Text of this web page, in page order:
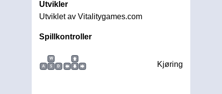
Utvikler
Utviklet av Vitalitygames.com
Spillkontroller
W
A
S D Kjøring